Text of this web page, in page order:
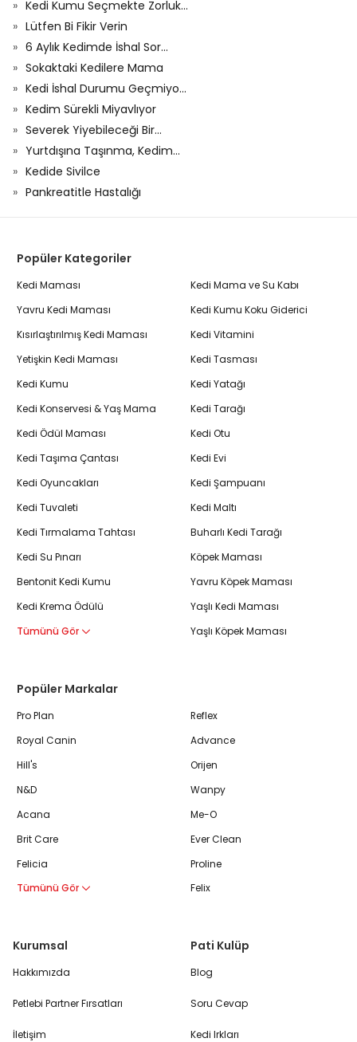
Kedi Kumu Seçmekte Zorluk...
Lütfen Bi Fikir Verin
6 Aylık Kedimde İshal Sor...
Sokaktaki Kedilere Mama
Kedi İshal Durumu Geçmiyo...
Kedim Sürekli Miyavlıyor
Severek Yiyebileceği Bir...
Yurtdışına Taşınma, Kedim...
Kedide Sivilce
Pankreatitle Hastalığı
Popüler Kategoriler
Kedi Maması
Yavru Kedi Maması
Kısırlaştırılmış Kedi Maması
Yetişkin Kedi Maması
Kedi Kumu
Kedi Konservesi & Yaş Mama
Kedi Ödül Maması
Kedi Taşıma Çantası
Kedi Oyuncakları
Kedi Tuvaleti
Kedi Tırmalama Tahtası
Kedi Su Pınarı
Bentonit Kedi Kumu
Kedi Krema Ödülü
Tümünü Gör
Kedi Mama ve Su Kabı
Kedi Kumu Koku Giderici
Kedi Vitamini
Kedi Tasması
Kedi Yatağı
Kedi Tarağı
Kedi Otu
Kedi Evi
Kedi Şampuanı
Kedi Maltı
Buharlı Kedi Tarağı
Köpek Maması
Yavru Köpek Maması
Yaşlı Kedi Maması
Yaşlı Köpek Maması
Popüler Markalar
Pro Plan
Royal Canin
Hill's
N&D
Acana
Brit Care
Felicia
Tümünü Gör
Reflex
Advance
Orijen
Wanpy
Me-O
Ever Clean
Proline
Felix
Kurumsal
Hakkımızda
Petlebi Partner Fırsatları
İletişim
Pati Kulüp
Blog
Soru Cevap
Kedi Irkları